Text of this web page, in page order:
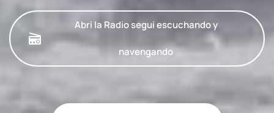
Abri la Radio segui escuchando y
navengando